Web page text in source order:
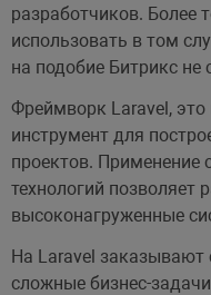
разработчиков. Более
использовать в том
на подобие Битрикс не
Фреймворк Laravel,
инструмент для
проектов. Применение
технологий позволяет
высоконагруженные
На Laravel
сложные бизнес-